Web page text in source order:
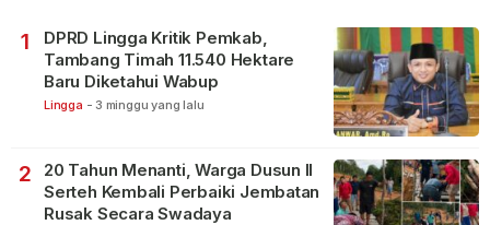
1
DPRD Lingga Kritik Pemkab,
Tambang Timah 11.540 Hektare
Baru Diketahui Wabup
Lingga - 3 minggu yang lalu
2
20 Tahun Menanti, Warga Dusun II
Serteh Kembali Perbaiki Jembatan
Rusak Secara Swadaya